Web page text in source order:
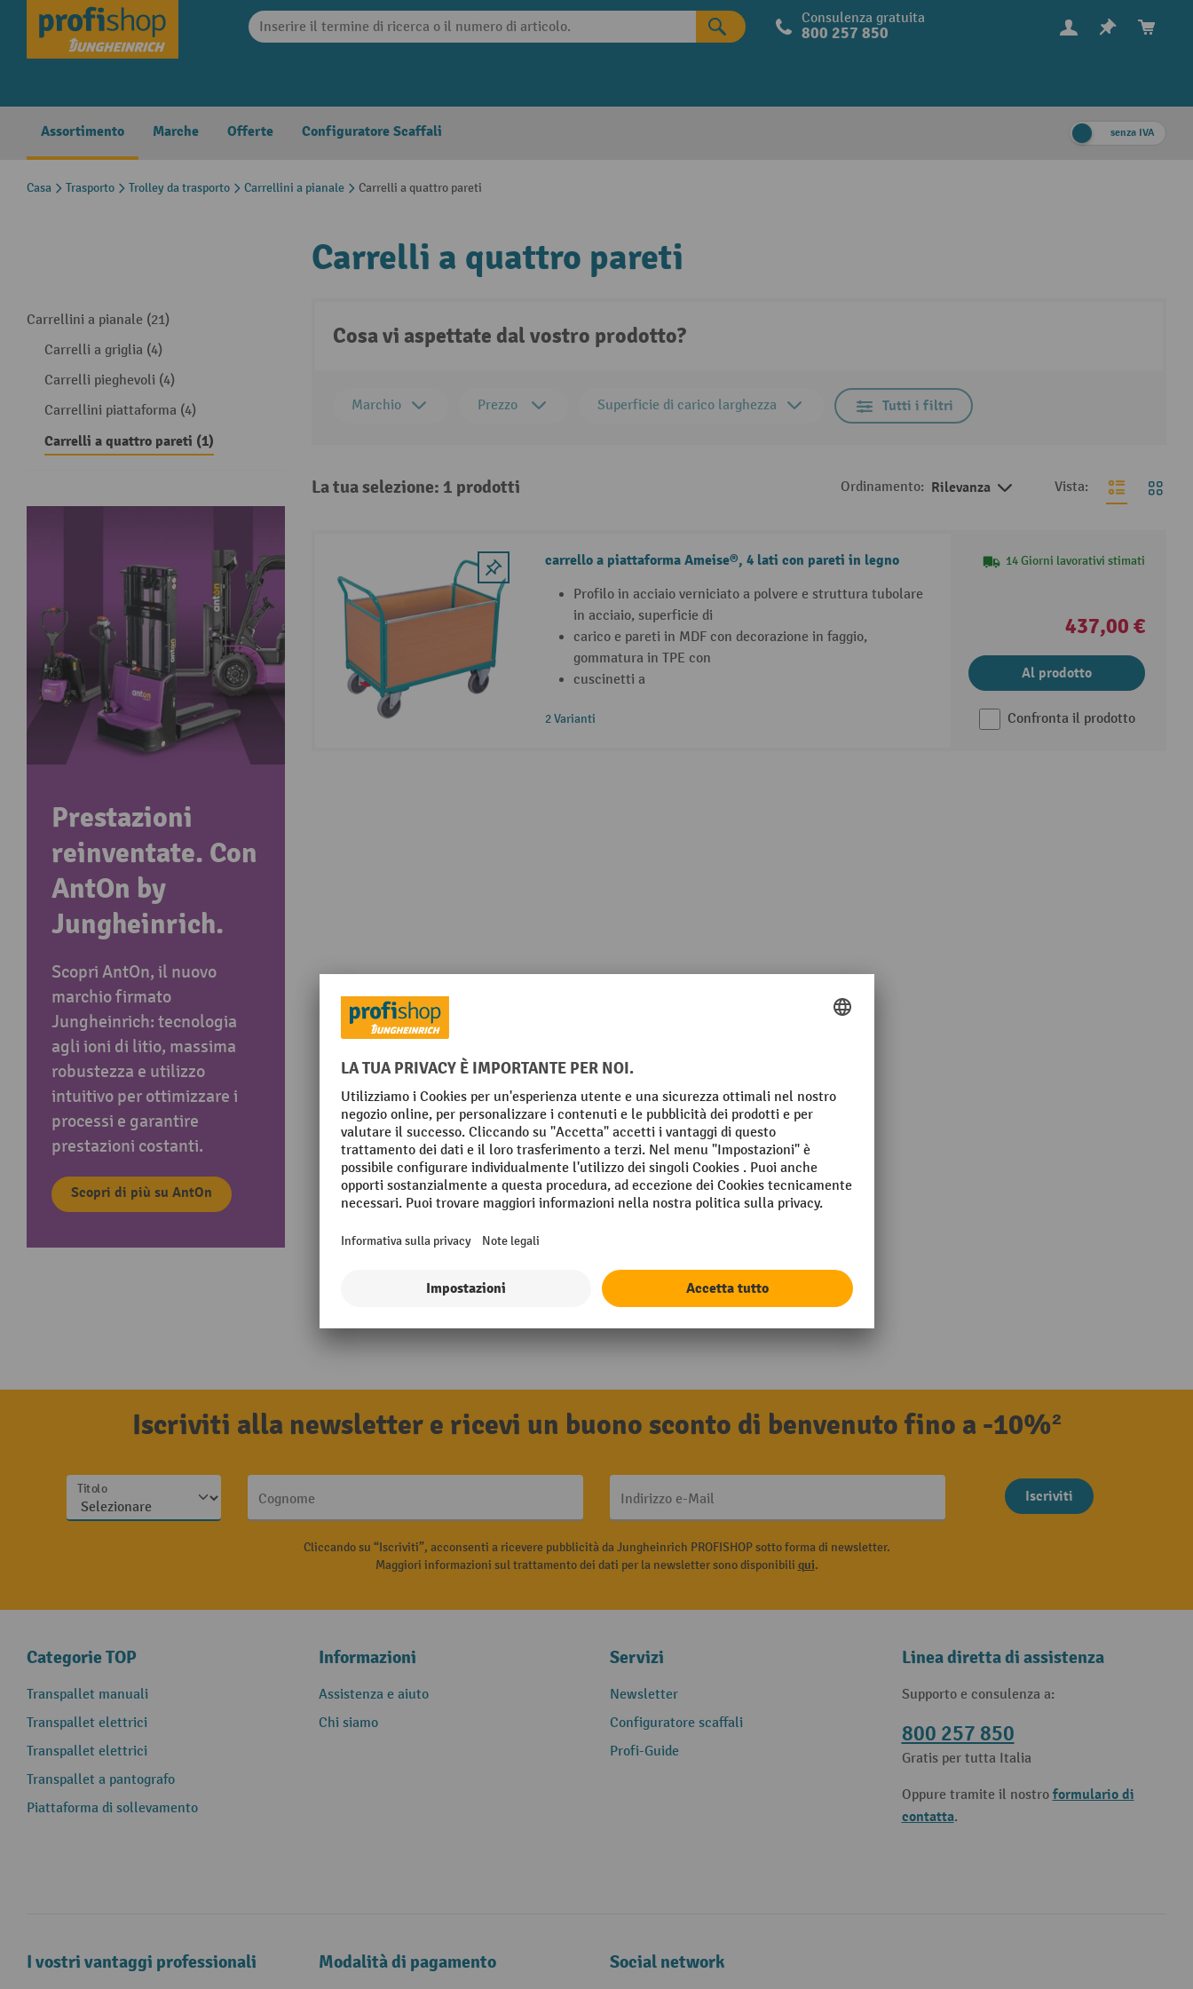
Skip to main navigation Consulenza gratuita
800 257 850
Assortimento Marche Offerte Configuratore Scaffali senza IVA
Casa Trasporto Trolley da trasporto Carrellini a pianale Carrelli a quattro pareti
Carrellini a pianale (21)
Carrelli a griglia (4)
Carrelli pieghevoli (4)
Carrellini piattaforma (4)
Carrelli a quattro pareti (1)
Prestazioni
reinventate. Con
AntOn by
Jungheinrich.
Scopri AntOn, il nuovo
marchio firmato
Jungheinrich: tecnologia
agli ioni di litio, massima
robustezza e utilizzo
intuitivo per ottimizzare i
processi e garantire
prestazioni costanti.
Scopri di più su AntOn
Carrelli a quattro pareti
Cosa vi aspettate dal vostro prodotto?
Marchio Prezzo Superficie di carico larghezza Tutti i filtri
La tua selezione: 1 prodotti Ordinamento: Rilevanza Vista:
carrello a piattaforma Ameise®, 4 lati con pareti in legno
Profilo in acciaio verniciato a polvere e struttura tubolare
in acciaio, superficie di
carico e pareti in MDF con decorazione in faggio,
gommatura in TPE con
cuscinetti a
2 Varianti
14 Giorni lavorativi stimati
437,00 €
Al prodotto
Confronta il prodotto
Iscriviti alla newsletter e ricevi un buono sconto di benvenuto fino a -10%²
Titolo
Cognome Indirizzo e-Mail Iscriviti
Cliccando su “Iscriviti”, acconsenti a ricevere pubblicità da Jungheinrich PROFISHOP sotto forma di newsletter.
Maggiori informazioni sul trattamento dei dati per la newsletter sono disponibili qui.
Categorie TOP
Transpallet manuali
Transpallet elettrici
Transpallet elettrici
Transpallet a pantografo
Piattaforma di sollevamento
Informazioni
Assistenza e aiuto
Chi siamo
Servizi
Newsletter
Configuratore scaffali
Profi-Guide
Linea diretta di assistenza
Supporto e consulenza a:
800 257 850
Gratis per tutta Italia
Oppure tramite il nostro formulario di
contatta.
I vostri vantaggi professionali Modalità di pagamento Social network